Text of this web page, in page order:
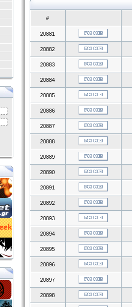
#
20881
20882
20883
20884
20885
20886
20887
20888
20889
20890
20891
20892
20893
20894
20895
20896
20897
20898